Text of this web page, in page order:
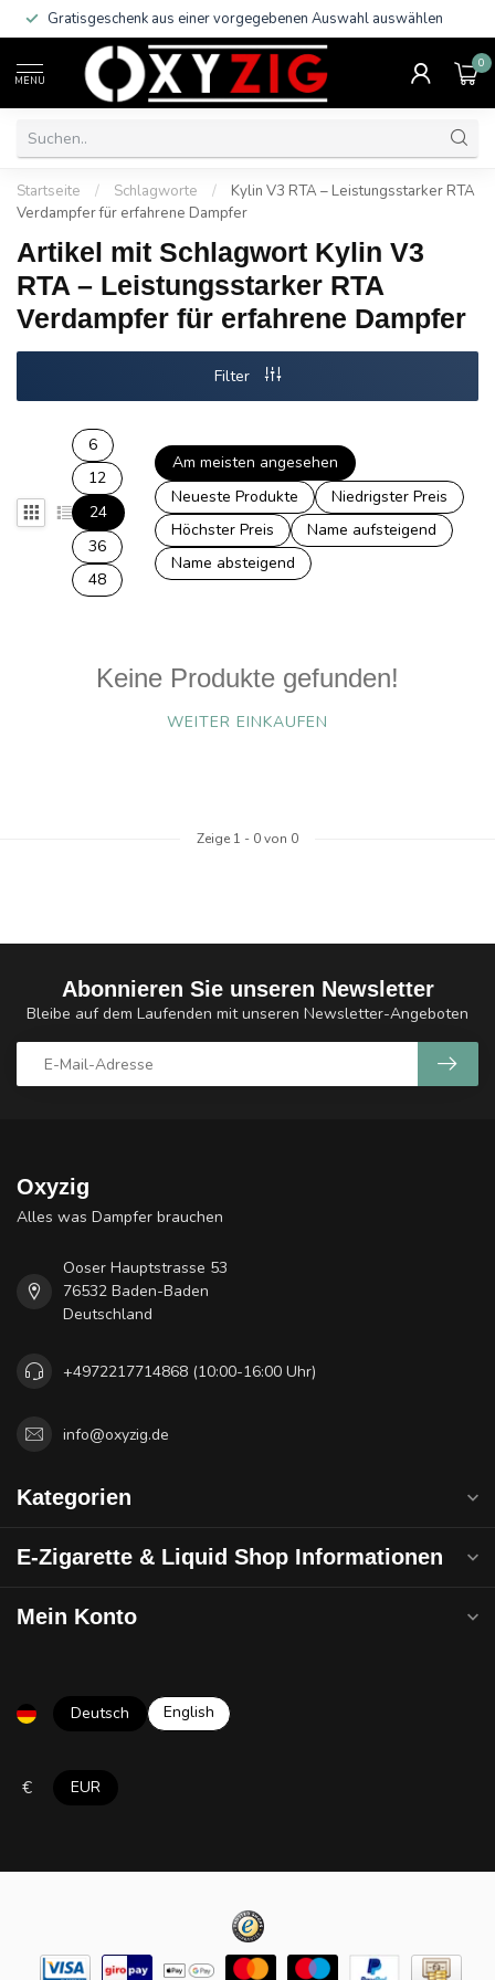
Gratisgeschenk aus einer vorgegebenen Auswahl auswählen
MENU
0
Startseite / Schlagworte /
Kylin V3 RTA – Leistungsstarker RTA
Verdampfer für erfahrene Dampfer
Artikel mit Schlagwort Kylin V3
RTA – Leistungsstarker RTA
Verdampfer für erfahrene Dampfer
Filter
6
12
24
36
48
Am meisten angesehen
Neueste Produkte
Niedrigster Preis
Höchster Preis
Name aufsteigend
Name absteigend
Keine Produkte gefunden!
WEITER EINKAUFEN
Zeige 1 - 0von 0
Abonnieren Sie unseren Newsletter
Bleibe auf dem Laufenden mit unseren Newsletter-Angeboten
Oxyzig
Alles was Dampfer brauchen
Ooser Hauptstrasse 53
76532 Baden-Baden
Deutschland
+4972217714868 (10:00-16:00 Uhr)
info@oxyzig.de
Kategorien
E-Zigarette & Liquid Shop Informationen
Mein Konto
Deutsch English
€ EUR